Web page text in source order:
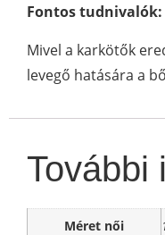
Fontos tudnivalók:
Mivel a karkötők
levegő hatására a
További
Méret női